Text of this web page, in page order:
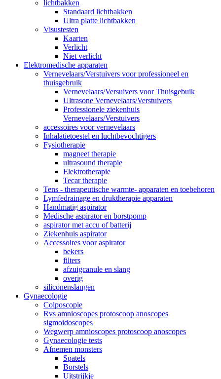
lichtbakken
Standaard lichtbakken
Ultra platte lichtbakken
Visustesten
Kaarten
Verlicht
Niet verlicht
Elektromedische apparaten
Vernevelaars/Verstuivers voor professioneel en
thuisgebruik
Vernevelaars/Versuivers voor Thuisgebuik
Ultrasone Vernevelaars/Verstuivers
Professionele ziekenhuis
Vernevelaars/Verstuivers
accessoires voor vernevelaars
Inhalatietoestel en luchtbevochtigers
Fysiotherapie
magneet therapie
ultrasound therapie
Elektrotherapie
Tecar therapie
Tens - therapeutische warmte- apparaten en toebehoren
Lymfedrainage en druktherapie apparaten
Handmatig aspirator
Medische aspirator en borstpomp
aspirator met accu of batterij
Ziekenhuis aspirator
Accessoires voor aspirator
bekers
filters
afzuigcanule en slang
overig
siliconenslangen
Gynaecologie
Colposcopie
Rvs amnioscopes protoscoop anoscopes
sigmoidoscopes
Wegwerp amnioscopes protoscoop anoscopes
Gynaecologie tests
Afnemen monsters
Spatels
Borstels
Uitstrijkje